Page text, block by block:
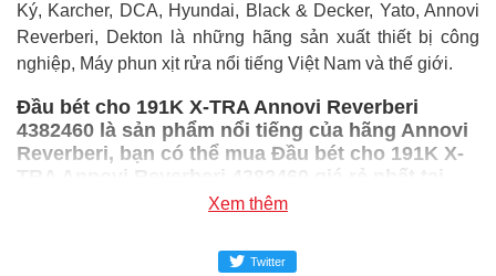
Ký, Karcher, DCA, Hyundai, Black & Decker, Yato, Annovi
Reverberi, Dekton là những hãng sản xuất thiết bị công
nghiệp, Máy phun xịt rửa nổi tiếng Việt Nam và thế giới.
Đầu bét cho 191K X-TRA Annovi Reverberi
4382460 là sản phẩm nổi tiếng của hãng Annovi
Reverberi, bạn có thể mua Đầu bét cho 191K X-
TRA Annovi Reverberi 4382460 giá rẻ nhất tại
Super-mro chỉ với 226,800đ/Cái
Xem thêm
Twitter